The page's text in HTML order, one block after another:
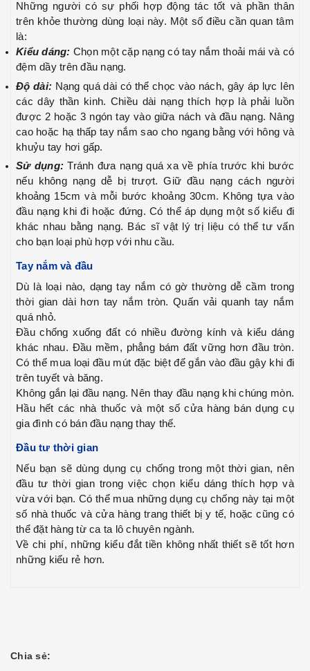
Những người có sự phối hợp động tác tốt và phần thân
trên khỏe thường dùng loại này. Một số điều cần quan tâm
là:
Kiểu dáng: Chọn một cặp nạng có tay nắm thoải mái và có
đệm dầy trên đầu nạng.
Độ dài: Nạng quá dài có thể chọc vào nách, gây áp lực lên
các dây thần kinh. Chiều dài nạng thích hợp là phải luồn
được 2 hoặc 3 ngón tay vào giữa nách và đầu nạng. Nâng
cao hoặc hạ thấp tay nắm sao cho ngang bằng với hông và
khuỷu tay hơi gấp.
Sử dụng:Tránh đưa nạng quá xa về phía trước khi bước
nếu không nạng dễ bị trượt. Giữ đầu nạng cách người
khoảng 15cm và mỗi bước khoảng 30cm. Không tựa vào
đầu nạng khi đi hoặc đứng. Có thể áp dụng một số kiểu đi
khác nhau bằng nạng. Bác sĩ vật lý trị liệu có thể tư vấn
cho bạn loại phù hợp với nhu cầu.
Taynắm và đầu
Dù là loại nào, dạng tay nắm có gờ thường dễ cầm trong
thời gian dài hơn tay nắm tròn. Quấn vải quanh tay nắm
quá nhỏ.
Đầu chống xuống đất có nhiều đường kính và kiểu dáng
khác nhau. Đầu mềm, phẳng bám đất vững hơn đầu tròn.
Có thể mua loại đầu mút đặc biệt để gắn vào đầu gậy khi đi
trên tuyết và băng.
Không gắn lại đầu nạng. Nên thay đầu nạng khi chúng mòn.
Hầu hết các nhà thuốc và một số cửa hàng bán dụng cụ
gia đình có bán đầu nạng thay thế.
Đầu tư thời gian
Nếu bạn sẽ dùng dụng cụ chống trong một thời gian, nên
đầu tư thời gian trong việc chọn kiểu dáng thích hợp và
vừa với bạn. Có thể mua những dụng cụ chống này tại một
số nhà thuốc và cửa hàng trang thiết bị y tế, hoặc cũng có
thể đặt hàng từ ca ta lô chuyên ngành.
Về chi phí, những kiểu đắt tiền không nhất thiết sẽ tốt hơn
những kiểu rẻ hơn.
Chia sẻ: